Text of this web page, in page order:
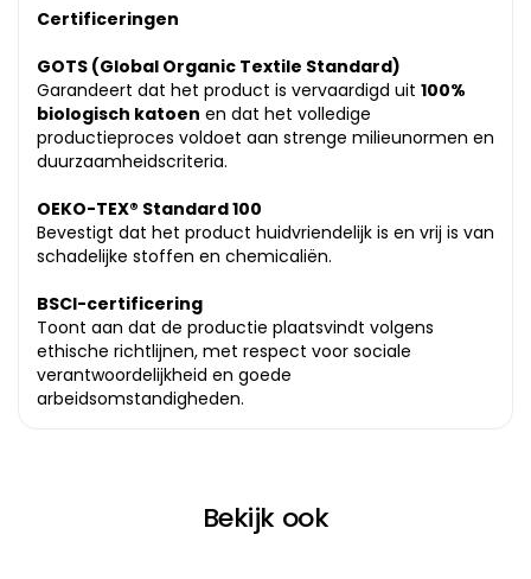
Certificeringen
GOTS (Global Organic Textile Standard)
Garandeert dat het product is vervaardigd uit 100%
biologisch katoen en dat het volledige
productieproces voldoet aan strenge milieunormen en
duurzaamheidscriteria.
OEKO-TEX® Standard 100
Bevestigt dat het product huidvriendelijk is en vrij is van
schadelijke stoffen en chemicaliën.
BSCI-certificering
Toont aan dat de productie plaatsvindt volgens
ethische richtlijnen, met respect voor sociale
verantwoordelijkheid en goede
arbeidsomstandigheden.
Bekijk ook